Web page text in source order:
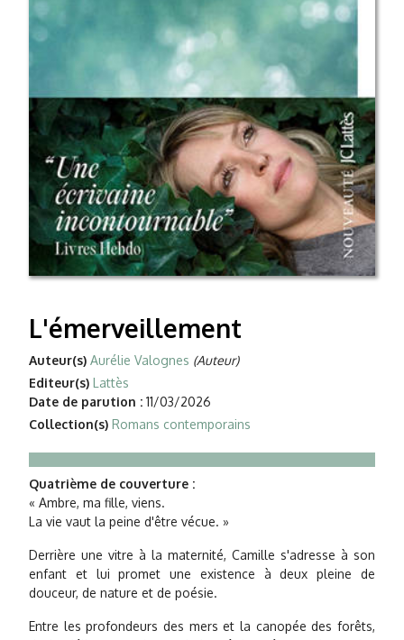
L'émerveillement
Auteur(s) Aurélie Valognes (Auteur)
Editeur(s) Lattès
Date de parution : 11/03/2026
Collection(s) Romans contemporains
Quatrième de couverture :
« Ambre, ma fille, viens.
La vie vaut la peine d'être vécue. »
Derrière une vitre à la maternité, Camille s'adresse à son
enfant et lui promet une existence à deux pleine de
douceur, de nature et de poésie.
Entre les profondeurs des mers et la canopée des forêts,